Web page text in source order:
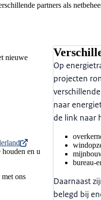
partners als
nieuwe
en u
ons
Op
projecten
naar
de link naar
bureau-
Daarnaast
belegd bij